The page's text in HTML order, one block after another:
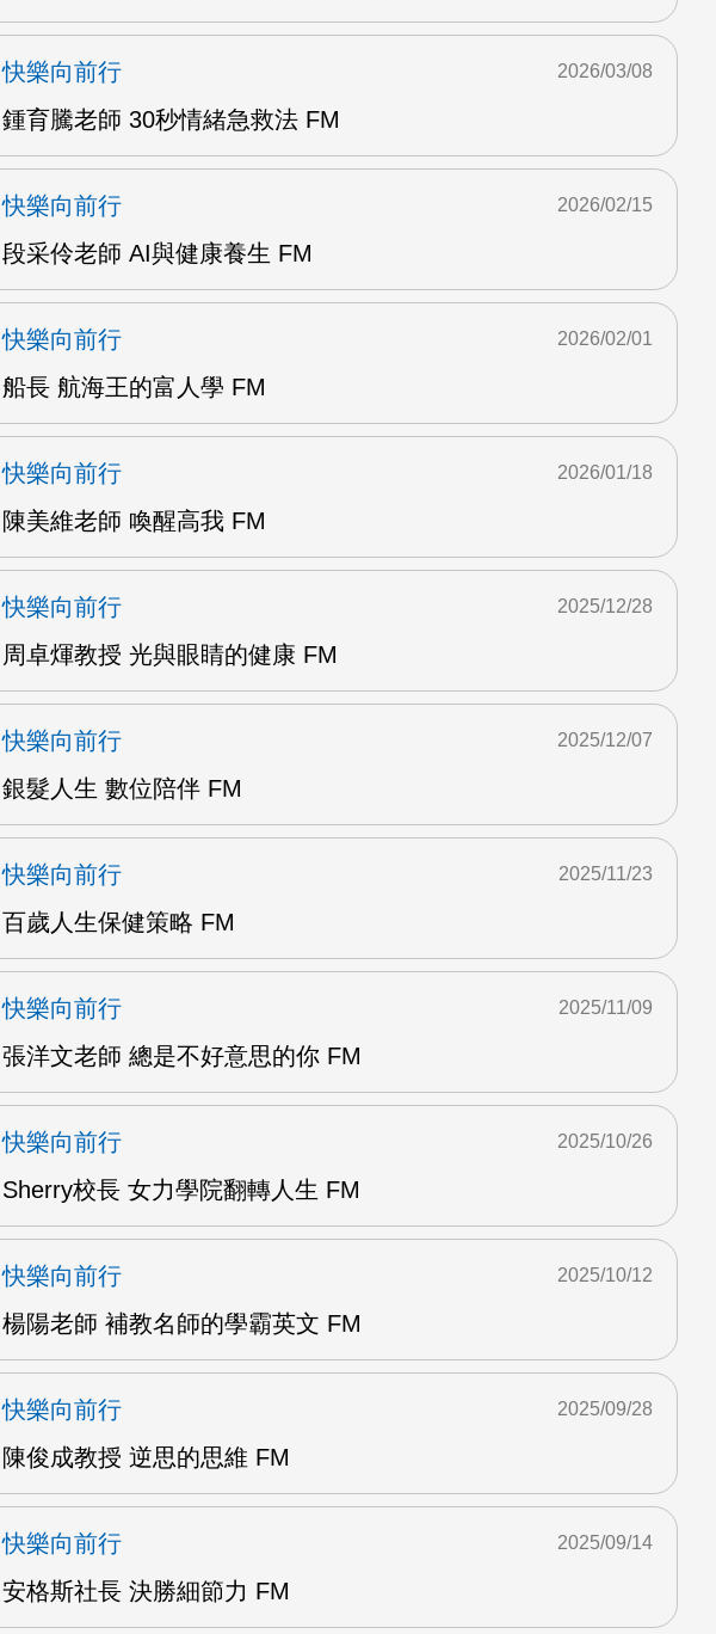
快樂向前行
鍾育騰老師 30秒情緒急救法 FM
2026/03/08
快樂向前行
段采伶老師 AI與健康養生 FM
2026/02/15
快樂向前行
船長 航海王的富人學 FM
2026/02/01
快樂向前行
陳美維老師 喚醒高我 FM
2026/01/18
快樂向前行
周卓煇教授 光與眼睛的健康 FM
2025/12/28
快樂向前行
銀髮人生 數位陪伴 FM
2025/12/07
快樂向前行
百歲人生保健策略 FM
2025/11/23
快樂向前行
張洋文老師 總是不好意思的你 FM
2025/11/09
快樂向前行
Sherry校長 女力學院翻轉人生 FM
2025/10/26
快樂向前行
楊陽老師 補教名師的學霸英文 FM
2025/10/12
快樂向前行
陳俊成教授 逆思的思維 FM
2025/09/28
快樂向前行
安格斯社長 決勝細節力 FM
2025/09/14